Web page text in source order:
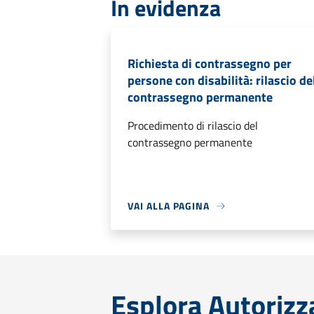
In evidenza
Richiesta di contrassegno per
persone con disabilità: rilascio
contrassegno permanente
Procedimento di rilascio del
contrassegno permanente
VAI ALLA PAGINA
Esplora